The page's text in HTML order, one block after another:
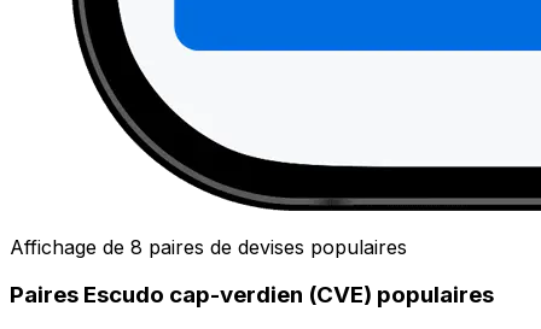
Affichage de 8 paires de devises populaires
Paires Escudo cap-verdien (CVE) populaires